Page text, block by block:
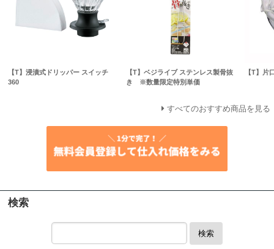
【T】浸漬式ドリッパー スイッチ
360
【T】ベジライブ ステンレス製骨抜
き ※数量限定特別単価
【T】片
すべてのおすすめ商品を見る
検索
検索